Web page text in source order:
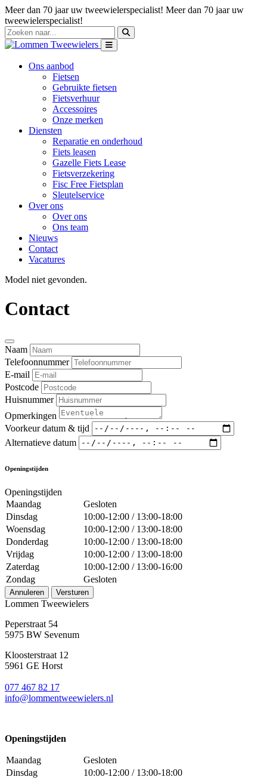
Meer dan 70 jaar uw tweewielerspecialist! Meer dan 70 jaar uw
tweewielerspecialist!
Ons aanbod
Fietsen
Gebruikte fietsen
Fietsverhuur
Accessoires
Onze merken
Diensten
Reparatie en onderhoud
Fiets leasen
Gazelle Fiets Lease
Fietsverzekering
Fisc Free Fietsplan
Sleutelservice
Over ons
Over ons
Ons team
Nieuws
Contact
Vacatures
Model niet gevonden.
Contact
Naam
Telefoonnummer
E-mail
Postcode
Huisnummer
Opmerkingen
Voorkeur datum & tijd
Alternatieve datum
Openingstijden
Openingstijden
Maandag
Gesloten
Dinsdag
10:00-12:00 / 13:00-18:00
Woensdag
10:00-12:00 / 13:00-18:00
Donderdag
10:00-12:00 / 13:00-18:00
Vrijdag
10:00-12:00 / 13:00-18:00
Zaterdag
10:00-12:00 / 13:00-16:00
Zondag
Gesloten
Annuleren Versturen
Lommen Tweewielers
Peperstraat 54
5975 BW Sevenum
Kloosterstraat 12
5961 GE Horst
077 467 82 17
info@lommentweewielers.nl
Openingstijden
Maandag
Gesloten
Dinsdag
10:00-12:00 / 13:00-18:00